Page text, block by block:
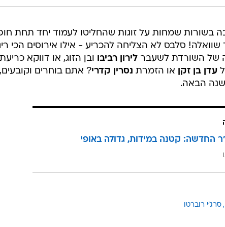
בשורות שמחות על זוגות שהחליטו לעמוד יחד תחת
סלבס לא הצליחה להכריע - אילו אירוסים הכי
של השורדת לשעבר לירון רביבו ובן הזוג, או דווקא כריעת
עדן בן זקן או הזמרת נסרין קדרי? אתם בוחרים וקובעים,
הבאה.
החדשה: קטנה במידות, גדולה באופי
סרג'י רוברטו